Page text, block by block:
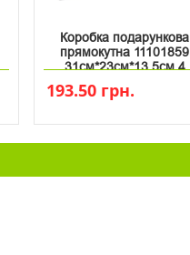
Коробка подарункова
прямокутна 11101859
31см*23см*13.5см 4
193.50 грн.